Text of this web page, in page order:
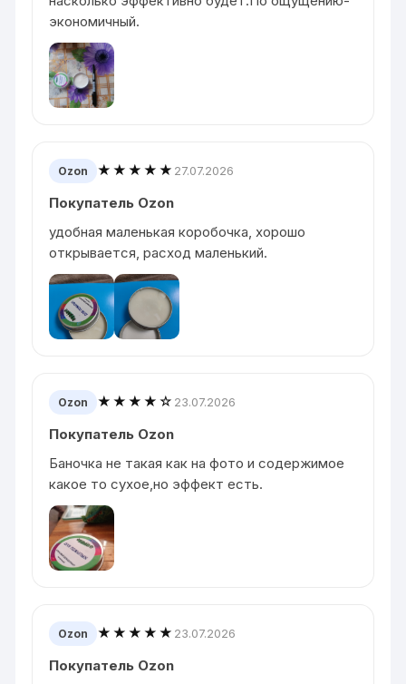
экономичный.
Ozon ★★★★★ 27.07.2026
Покупатель Ozon
удобная маленькая коробочка, хорошо
открывается, расход маленький.
Ozon ★★★★☆ 23.07.2026
Покупатель Ozon
Баночка не такая как на фото и содержимое
какое то сухое,но эффект есть.
Ozon ★★★★★ 23.07.2026
Покупатель Ozon